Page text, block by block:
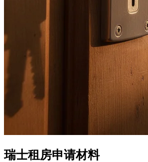
瑞士租房申请材料